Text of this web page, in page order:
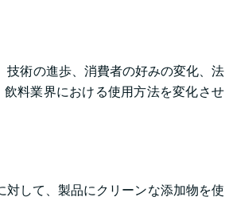
技術の進歩、消費者の好みの変化、法
料業界における使用方法を変化させ
対して、製品にクリーンな添加物を使